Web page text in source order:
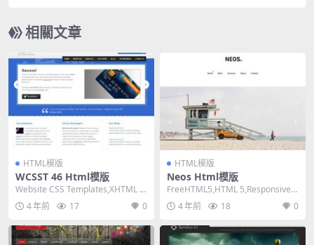
相關文章
HTML模版
WCSST 46 Html模版
Website CSS Templates,XHTML 1.
0 Strict,F...
4 年前 17 0
HTML模版
Neos Html模版
FreeHTML5,HTML 5,Responsive,
3 Columns,D...
4 年前 18 0